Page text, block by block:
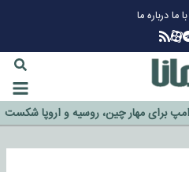
مادرباره ما
پرسپولیس